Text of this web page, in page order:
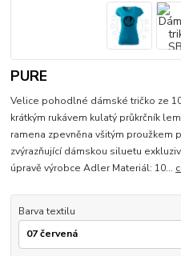
PURE
Velice pohodlné dámské tričko ze
krátkým rukávem kulatý průkrčník
ramena zpevněna všitým proužkem
zvýrazňující dámskou siluetu
úpravě výrobce Adler Materiál: 10...
Barva textilu